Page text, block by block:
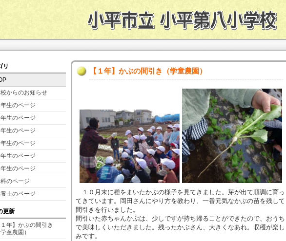
リ
からのお知らせ
年生のページ
年生のページ
年生のページ
年生のページ
年生のページ
年生のページ
のページ
士のページ
更新
１年】かぶの間引き
学童農園）
【１年】かぶの間引き（学童農園）
１０月末に種をまいたかぶの様子を見てきました。芽が出て順調に育っ
てきています。岡田さんにやり方を教わり、一番元気なかぶの苗を残して
間引きを行いました。
間引いた赤ちゃんかぶは、少しですが持ち帰ることができたので、おうち
で美味しくいただきました。残ったかぶさん、大きくなあれ。収穫が楽し
みです。